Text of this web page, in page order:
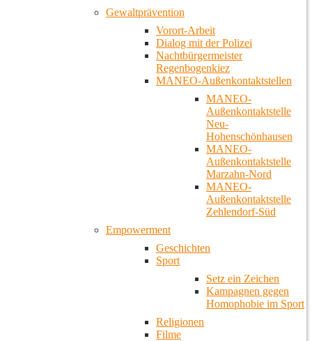
Gewaltprävention
Vorort-Arbeit
Dialog mit der Polizei
Nachtbürgermeister
Regenbogenkiez
MANEO-Außenkontaktstellen
MANEO-
Außenkontaktstelle
Neu-
Hohenschönhausen
MANEO-
Außenkontaktstelle
Marzahn-Nord
MANEO-
Außenkontaktstelle
Zehlendorf-Süd
Empowerment
Geschichten
Sport
Setz ein Zeichen
Kampagnen gegen
Homophobie im Sport
Religionen
Filme